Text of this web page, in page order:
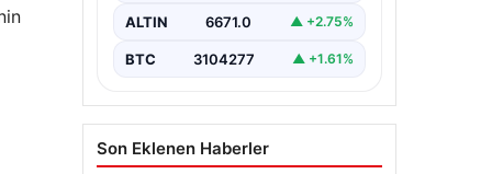
ALTIN 6671.0 ▲ +2.75%
BTC 3104277 ▲ +1.61%
Son Eklenen Haberler